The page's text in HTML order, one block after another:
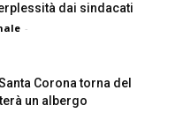
dai sindacati
-
Corona torna del
un albergo